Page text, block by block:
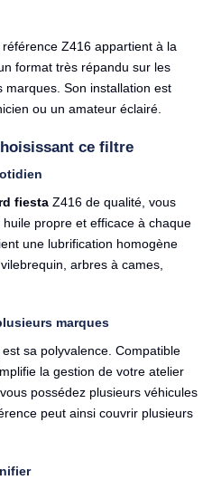
référence Z416 appartient à la
format très répandu sur les
marques. Son installation est
ou un amateur éclairé.
ce filtre
fiesta Z416 de qualité, vous
propre et efficace à chaque
une lubrification homogène
arbres à cames,
marques
sa polyvalence. Compatible
la gestion de votre atelier
possédez plusieurs véhicules
peut ainsi couvrir plusieurs